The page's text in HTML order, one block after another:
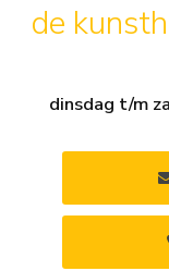
de
dinsdag t/m